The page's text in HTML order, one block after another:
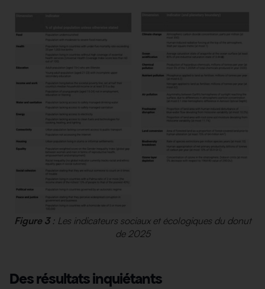
Figure 3: Les indicateurs sociaux et écologiques du donut
de 2025
Des résultats inquiétants